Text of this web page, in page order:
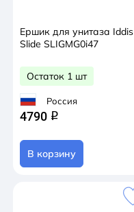
Ершик для унитаза Iddis
Slide SLIGMG0i47
Остаток 1 шт
Россия
4790 q
В корзину